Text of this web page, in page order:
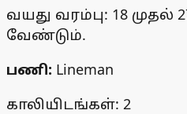
வயது வரம்பு: 18 முதல்
வேண்டும்.
பணி: Lineman
காலியிடங்கள்: 2